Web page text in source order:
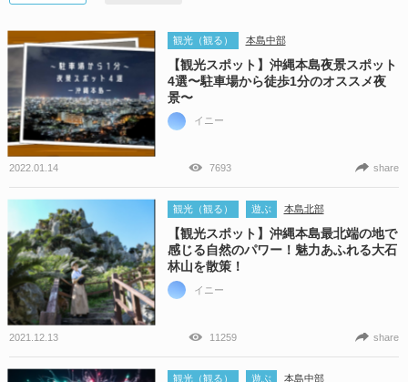
観光（観る） 本島中部
【観光スポット】沖縄本島夜景スポット
4選〜駐車場から徒歩1分のオススメ夜
景〜
イニー
2022.01.14 7693 share
観光（観る） 遊ぶ 本島北部
【観光スポット】沖縄本島最北端の地で
感じる自然のパワー！魅力あふれる大石
林山を散策！
イニー
2021.12.13 11259 share
観光（観る） 遊ぶ 本島中部